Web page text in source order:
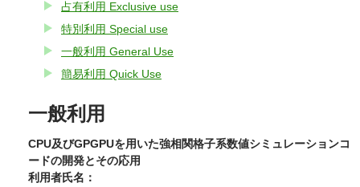
占有利用 Exclusive use
特別利用 Special use
一般利用 General Use
簡易利用 Quick Use
一般利用
CPU及びGPGPUを用いた強相関格子系数値シミュレーションコ
ードの開発とその応用
利用者氏名：